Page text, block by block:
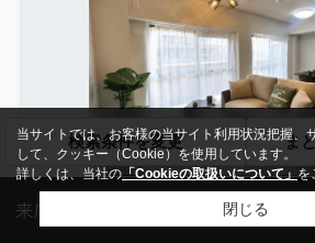
枚方市東山
検索条件を変更 ま
来店予約 ログイン
当サイトでは、お客様の当サイト利用状況把握、
して、クッキー（Cookie）を使用しています。
詳しくは、当社の「Cookieの取扱いについて」を
閉じる